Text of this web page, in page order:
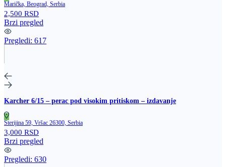
Marička, Beograd, Serbia
2,500 RSD
Brzi pregled
Pregledi: 617
Karcher 6/15 – perac pod visokim pritiskom – izdavanje
Sterijina 59, Vršac 26300, Serbia
3,000 RSD
Brzi pregled
Pregledi: 630